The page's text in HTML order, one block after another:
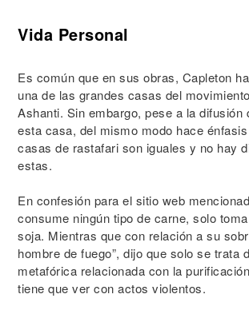
Vida Personal
Es común que en sus obras, Capleton
una de las grandes casas del
Ashanti. Sin embargo, pese a la difusión
esta casa, del mismo modo hace
casas de rastafari son iguales y no hay
estas.
En confesión para el sitio web
consume ningún tipo de carne, solo
soja. Mientras que con relación a su
hombre de fuego”, dijo que solo se trata
metafórica relacionada con la
tiene que ver con actos violentos.